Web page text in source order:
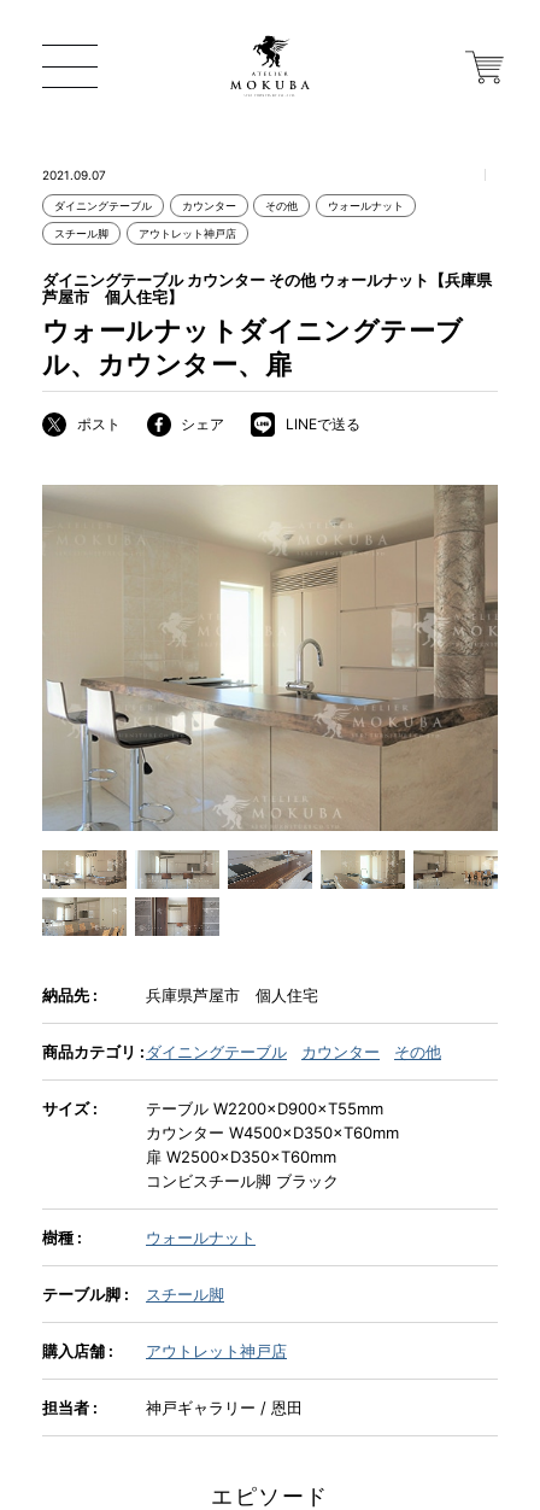
ONLINE STORE
一枚板 ATELIER MOKUBA HOME
MOKUBA について
イベント
WEBカタログ
全商品一覧
新入荷情報
納品事例
INFORMATION
MOKUBA CHANNEL
よくあるご質問
お問い合わせ
2021.09.07
ダイニングテーブル カウンター その他 ウォールナット
スチール脚 アウトレット神戸店
ウォールナットダイニングテーブ
ル、カウンター、扉
ダイニングテーブル カウンター その他 ウォールナット【兵庫県
芦屋市 個人住宅】
ポスト シェア LINEで送る
納品先 : 兵庫県芦屋市 個人住宅
商品カテゴリ :ダイニングテーブル カウンター その他
サイズ :
テーブル W2200×D900×T55mm
カウンター W4500×D350×T60mm
扉 W2500×D350×T60mm
コンビスチール脚 ブラック
樹種 : ウォールナット
テーブル脚 : スチール脚
購入店舗 : アウトレット神戸店
担当者 : 神戸ギャラリー / 恩田
エピソード